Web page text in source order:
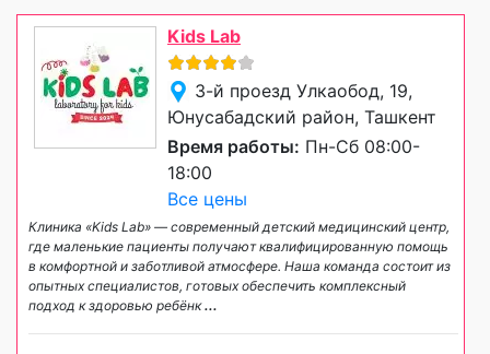
Kids Lab
3-й проезд Улкаобод, 19,
Юнусабадский район, Ташкент
Время работы: Пн-Сб 08:00-
18:00
Все цены
Клиника «Kids Lab» — современный детский медицинский центр,
где маленькие пациенты получают квалифицированную помощь
в комфортной и заботливой атмосфере. Наша команда состоит из
опытных специалистов, готовых обеспечить комплексный
подход к здоровью ребёнк...